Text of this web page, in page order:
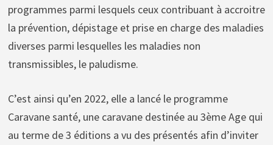
programmes parmi lesquels ceux contribuant à accroitre
la prévention, dépistage et prise en charge des maladies
diverses parmi lesquelles les maladies non
transmissibles, le paludisme.
C’est ainsi qu’en 2022, elle a lancé le programme
Caravane santé, une caravane destinée au 3ème Age qui
au terme de 3 éditions a vu des présentés afin d’inviter